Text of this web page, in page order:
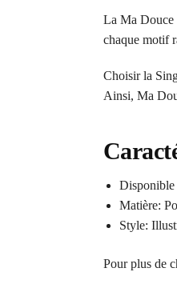
La Ma Douce
chaque motif
Choisir la
Ainsi, Ma
Matière:
Style:
Pour plus de